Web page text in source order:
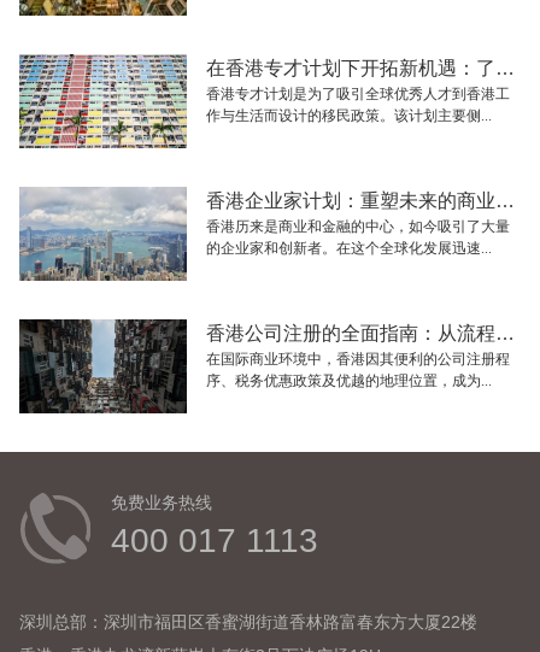
在香港专才计划下开拓新机遇：了解申请要求与流程
香港专才计划是为了吸引全球优秀人才到香港工
作与生活而设计的移民政策。该计划主要侧...
香港企业家计划：重塑未来的商业生态与机遇
香港历来是商业和金融的中心，如今吸引了大量
的企业家和创新者。在这个全球化发展迅速...
香港公司注册的全面指南：从流程到注意事项
在国际商业环境中，香港因其便利的公司注册程
序、税务优惠政策及优越的地理位置，成为...
免费业务热线
400 017 1113
深圳总部：深圳市福田区香蜜湖街道香林路富春东方大厦22楼